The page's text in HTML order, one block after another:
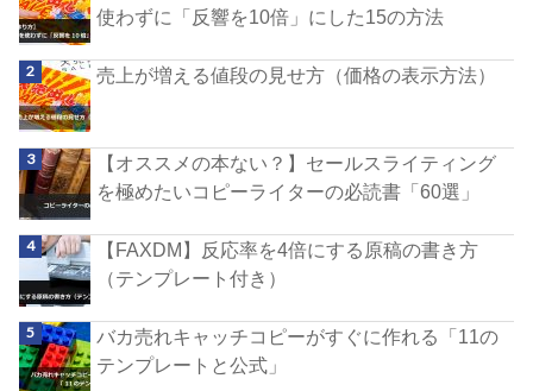
使わずに「反響を10倍」にした15の方法
売上が増える値段の見せ方（価格の表示方法）
【オススメの本ない？】セールスライティング
を極めたいコピーライターの必読書「60選」
【FAXDM】反応率を4倍にする原稿の書き方
（テンプレート付き）
バカ売れキャッチコピーがすぐに作れる「11の
テンプレートと公式」